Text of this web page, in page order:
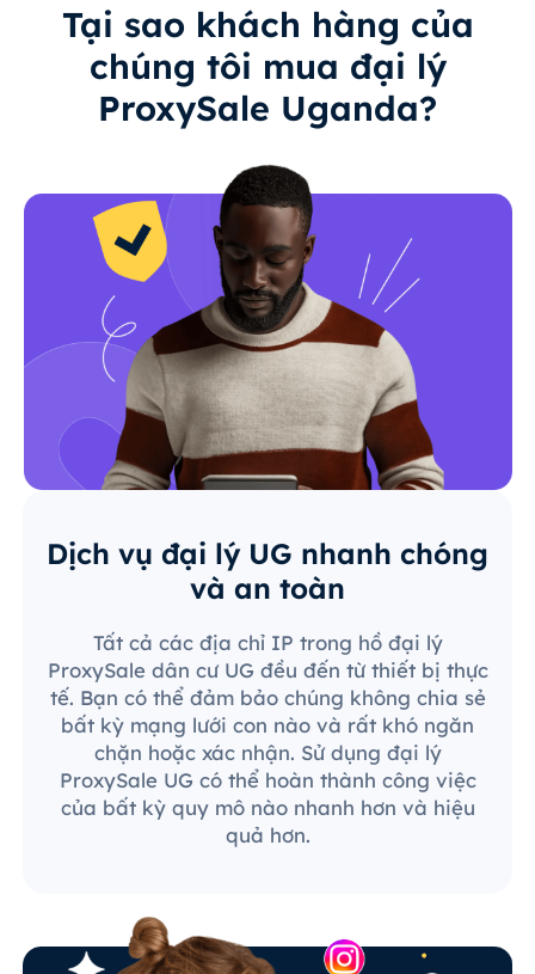
Tại sao khách hàng của
chúng tôi mua đại lý
ProxySale Uganda?
Dịch vụ đại lý UG nhanh chóng
và an toàn
Tất cả các địa chỉ IP trong hồ đại lý
ProxySale dân cư UG đều đến từ thiết bị thực
tế. Bạn có thể đảm bảo chúng không chia sẻ
bất kỳ mạng lưới con nào và rất khó ngăn
chặn hoặc xác nhận. Sử dụng đại lý
ProxySale UG có thể hoàn thành công việc
của bất kỳ quy mô nào nhanh hơn và hiệu
quả hơn.